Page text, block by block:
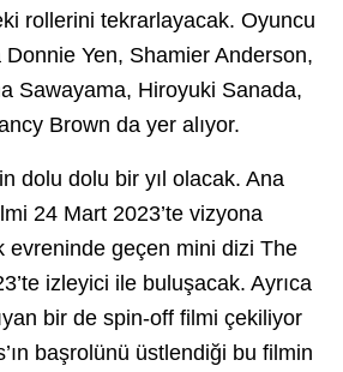
rollerini tekrarlayacak. Oyuncu
Donnie Yen, Shamier Anderson,
Sawayama, Hiroyuki Sanada,
Brown da yer alıyor.
dolu dolu bir yıl olacak. Ana
24 Mart 2023’te vizyona
evreninde geçen mini dizi The
izleyici ile buluşacak. Ayrıca
bir de spin-off filmi çekiliyor
başrolünü üstlendiği bu filmin